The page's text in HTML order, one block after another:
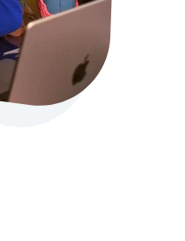
Media Marketing
Kunden über Instagram &
Complete